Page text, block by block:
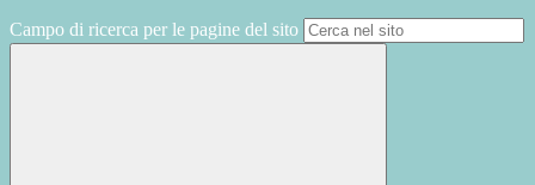
Campo di ricerca per le pagine del sito